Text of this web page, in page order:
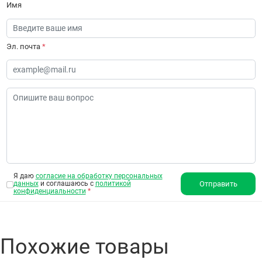
Имя
Эл. почта *
Я даю согласие на обработку персональных
данныхи соглашаюсь с политикой
конфиденциальности *
Отправить
Похожие товары